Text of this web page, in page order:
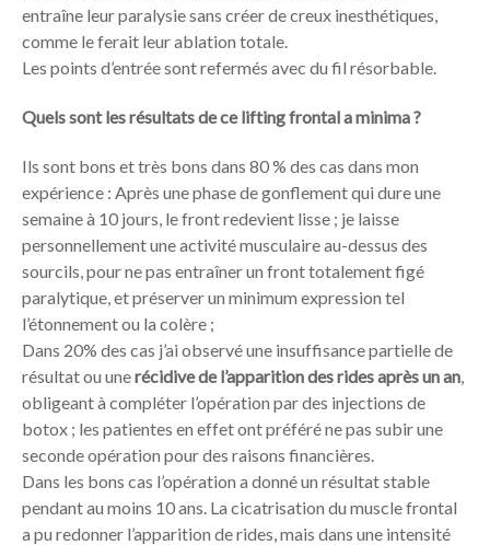
entraîne leur paralysie sans créer de creux inesthétiques,
comme le ferait leur ablation totale.
Les points d’entrée sont refermés avec du fil résorbable.
Quels sont les résultats de ce lifting frontal a minima ?
Ils sont bons et très bons dans 80 % des cas dans mon
expérience : Après une phase de gonflement qui dure une
semaine à 10 jours, le front redevient lisse ; je laisse
personnellement une activité musculaire au-dessus des
sourcils, pour ne pas entraîner un front totalement figé
paralytique, et préserver un minimum expression tel
l’étonnement ou la colère ;
Dans 20% des cas j’ai observé une insuffisance partielle de
résultat ou unerécidive de l’apparition des rides après un an,
obligeant à compléter l’opération par des injections de
botox ; les patientes en effet ont préféré ne pas subir une
seconde opération pour des raisons financières.
Dans les bons cas l’opération a donné un résultat stable
pendant au moins 10 ans. La cicatrisation du muscle frontal
a pu redonner l’apparition de rides, mais dans une intensité